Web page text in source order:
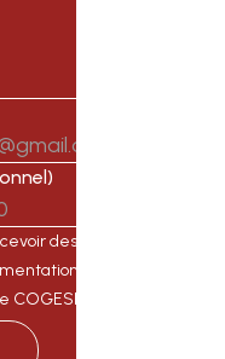
des informations sur
les offres et les
COGESIM (consulter nos